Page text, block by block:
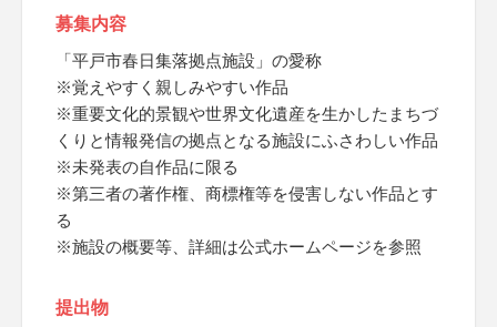
募集内容
「平戸市春日集落拠点施設」の愛称
※覚えやすく親しみやすい作品
※重要文化的景観や世界文化遺産を生かしたまちづ
くりと情報発信の拠点となる施設にふさわしい作品
※未発表の自作品に限る
※第三者の著作権、商標権等を侵害しない作品とす
る
※施設の概要等、詳細は公式ホームページを参照
提出物